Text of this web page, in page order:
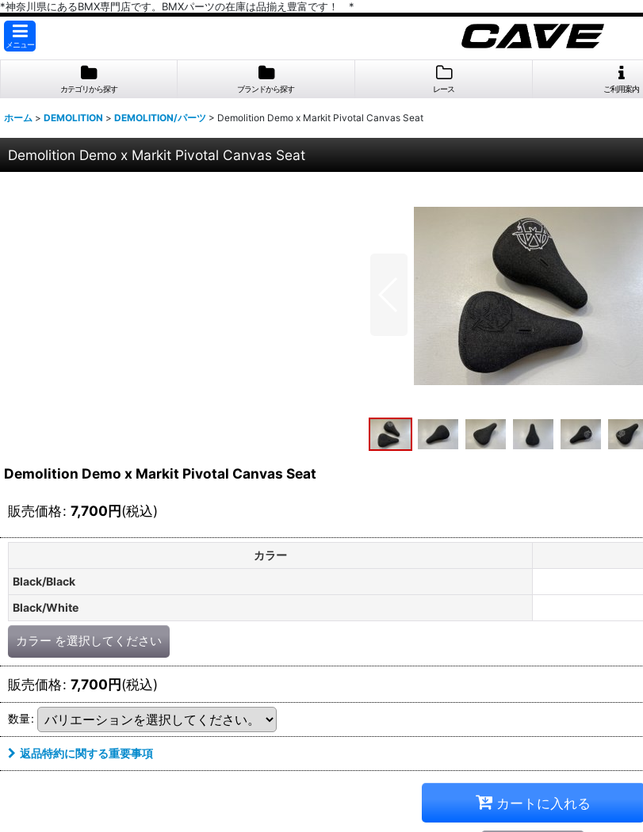
*神奈川県にあるBMX専門店です。BMXパーツの在庫は品揃え豊富です！ *
メニュー
カテゴリから探す ブランドから探す レース ご利用案内
ホーム > DEMOLITION > DEMOLITION/パーツ > Demolition Demo x Markit Pivotal Canvas Seat
Demolition Demo x Markit Pivotal Canvas Seat
Demolition Demo x Markit Pivotal Canvas Seat
販売価格: 7,700円(税込)
カラー
Black/Black
Black/White
カラー を選択してください
販売価格: 7,700円(税込)
数量:
返品特約に関する重要事項
カートに入れる